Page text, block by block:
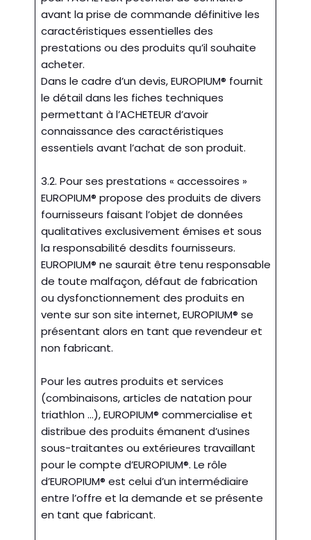
avant la prise de commande définitive les
caractéristiques essentielles des
prestations ou des produits qu’il souhaite
acheter.
Dans le cadre d’un devis, EUROPIUM® fournit
le détail dans les fiches techniques
permettant à l’ACHETEUR d’avoir
connaissance des caractéristiques
essentiels avant l’achat de son produit.
3.2. Pour ses prestations « accessoires »
EUROPIUM® propose des produits de divers
fournisseurs faisant l’objet de données
qualitatives exclusivement émises et sous
la responsabilité desdits fournisseurs.
EUROPIUM® ne saurait être tenu responsable
de toute malfaçon, défaut de fabrication
ou dysfonctionnement des produits en
vente sur son site internet, EUROPIUM® se
présentant alors en tant que revendeur et
non fabricant.
Pour les autres produits et services
(combinaisons, articles de natation pour
triathlon …), EUROPIUM® commercialise et
distribue des produits émanent d’usines
sous-traitantes ou extérieures travaillant
pour le compte d’EUROPIUM®. Le rôle
d’EUROPIUM® est celui d’un intermédiaire
entre l’offre et la demande et se présente
en tant que fabricant.